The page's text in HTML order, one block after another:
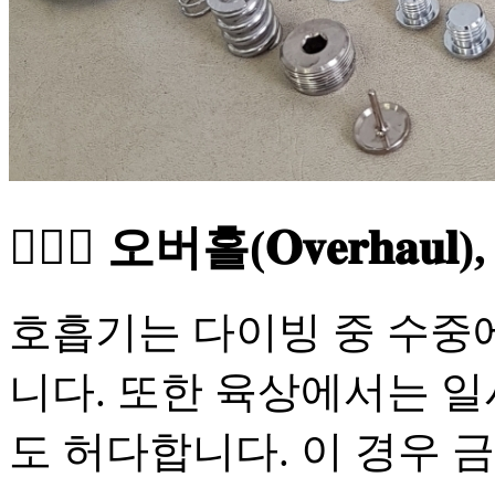
🤷🏻‍♀️ 오버홀
호흡기는 다이빙 중 수
니다. 또한 육상에서는
도 허다합니다. 이 경우